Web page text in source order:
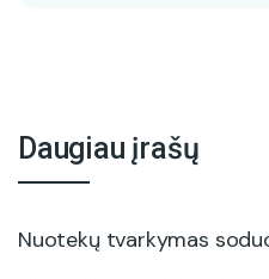
Daugiau įrašų
Nuotekų tvarkymas